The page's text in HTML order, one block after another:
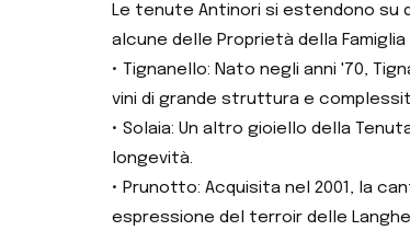
Le tenute Antinori si estendono su
alcune delle Proprietà della
• Tignanello: Nato negli anni '70,
vini di grande struttura e
• Solaia: Un altro gioiello della
longevità.
• Prunotto: Acquisita nel 2001, la
espressione del terroir delle